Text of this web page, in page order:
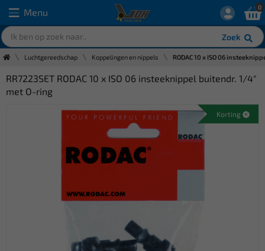
Menu
Zoek
0
Luchtgereedschap Koppelingen en nippels RODAC 10 x ISO 06
RR7223SET RODAC 10 x ISO 06 insteeknippel buitendr. 1/4"
met O-ring
Korting